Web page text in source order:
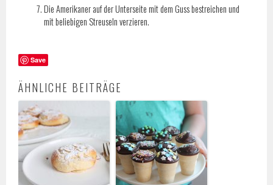
Die Amerikaner auf der Unterseite mit dem Guss bestreichen und
mit beliebigen Streuseln verzieren.
Save
ÄHNLICHE BEITRÄGE